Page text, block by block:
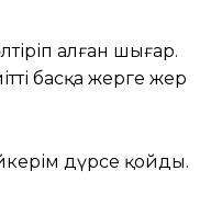
алған шығар.
басқа жерге жер
дүрсе қойды.